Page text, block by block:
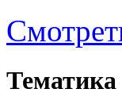
Тематика